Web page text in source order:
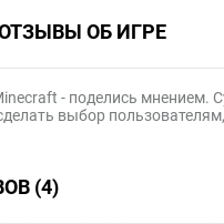
ОБ ИГРЕ
- поделись мнением.
выбор
(4)